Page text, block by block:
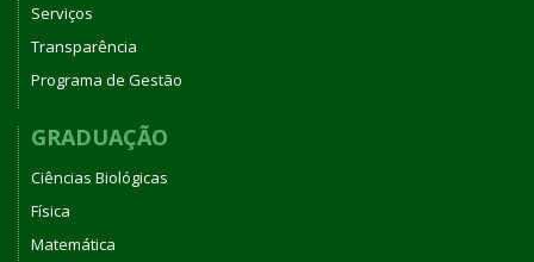
Serviços
Transparência
Programa de Gestão
GRADUAÇÃO
Ciências Biológicas
Física
Matemática